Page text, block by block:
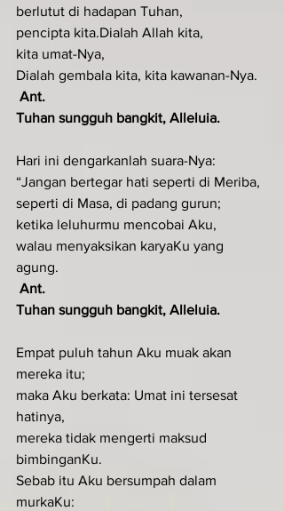
berlutut di hadapan Tuhan,
pencipta kita.Dialah Allah kita,
kita umat-Nya,
Dialah gembala kita, kita kawanan-Nya.
Ant.
Tuhan sungguh bangkit, Alleluia.
Hari ini dengarkanlah suara-Nya:
“Jangan bertegar hati seperti di Meriba,
seperti di Masa, di padang gurun;
ketika leluhurmu mencobai Aku,
walau menyaksikan karyaKu yang
agung.
Ant.
Tuhan sungguh bangkit, Alleluia.
Empat puluh tahun Aku muak akan
mereka itu;
maka Aku berkata: Umat ini tersesat
hatinya,
mereka tidak mengerti maksud
bimbinganKu.
Sebab itu Aku bersumpah dalam
murkaKu: